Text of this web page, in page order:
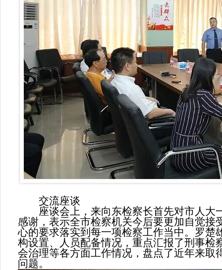
交流座谈
座谈会上，来向东检察长首先对市人大
感谢，表示全市检察机关今后要更加自觉
心的要求落实到每一项检察工作当中。罗
构设置、人员配备情况，重点汇报了刑事
会治理等各方面工作情况，盘点了近年来
问题。